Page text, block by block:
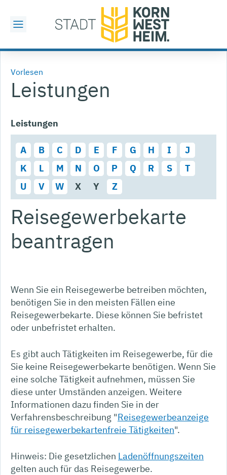
Vorlesen
Leistungen
Leistungen
A B C D E F G H I
J
K
L M N O P Q R S
T
U
V W X Y Z
Reisegewerbekarte
beantragen
Wenn Sie ein Reisegewerbe betreiben möchten,
benötigen Sie in den meisten Fällen eine
Reisegewerbekarte. Diese können Sie befristet
oder unbefristet erhalten.
Es gibt auch Tätigkeiten im Reisegewerbe, für die
Sie keine Reisegewerbekarte benötigen. Wenn Sie
eine solche Tätigkeit aufnehmen, müssen Sie
diese unter Umständen anzeigen. Weitere
Informationen dazu finden Sie in der
Verfahrensbeschreibung "Reisegewerbeanzeige
für reisegewerbekartenfreie Tätigkeiten".
Hinweis: Die gesetzlichen Ladenöffnungszeiten
gelten auch für das Reisegewerbe.